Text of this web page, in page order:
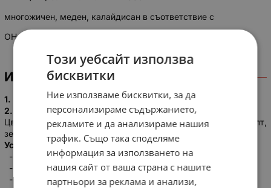
многожичен, меден, калайдисан в съответствие с
OH 0469020-90
ИНФОРМАЦИЯ
1. Гъвкаво калайдисано Си жило, клас 5.
2. Изолация от ПВХ пластификат.
Цвят на изолацията: бял, черен, сив, син, кафяв, червен, жълт,
зеле
Устойчив на:
- вибрации;
- удари;
- масла.
Този уебсайт използва
бисквитки
Ние използваме бисквитки, за да
персонализираме съдържанието,
рекламите и да анализираме нашия
трафик. Също така споделяме
информация за използването на
нашия сайт от ваша страна с нашите
партньори за реклама и анализи,